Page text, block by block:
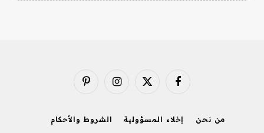
فيسبوك X
الانستغرامبينتيريست
من نحن إخلاء المسؤولية
الشروط والأحكام